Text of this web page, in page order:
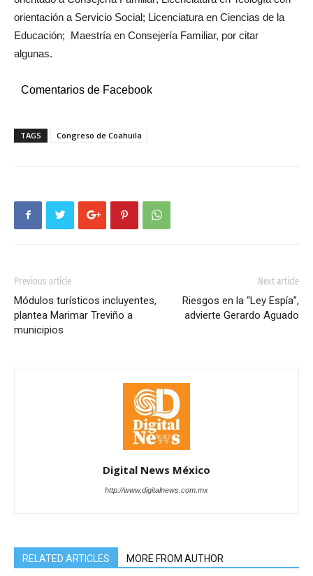
orientación a Servicio Social; Licenciatura en Ciencias de la
Educación; Maestría en Consejería Familiar, por citar
algunas.
Comentarios de Facebook
TAGS Congreso de Coahuila
Previous article
Módulos turísticos incluyentes,
plantea Marimar Treviño a
municipios
Next article
Riesgos en la “Ley Espía”,
advierte Gerardo Aguado
Digital News México
http://www.digitalnews.com.mx
RELATED ARTICLES MORE FROM AUTHOR